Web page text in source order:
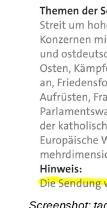
Screenshot: